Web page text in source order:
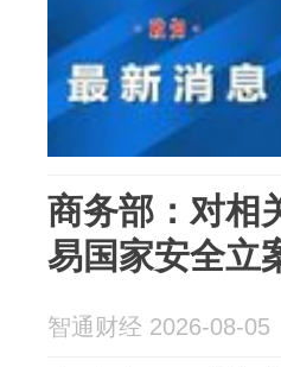
商务部：对相
易国家安全立
智通财经 2026-08-05